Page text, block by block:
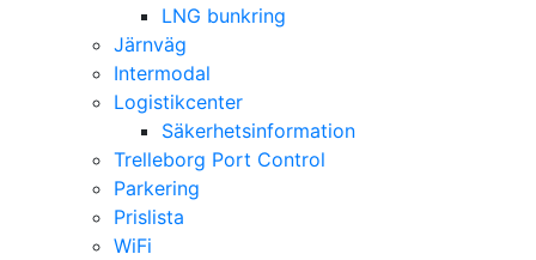
LNG bunkring
Järnväg
Intermodal
Logistikcenter
Säkerhetsinformation
Trelleborg Port Control
Parkering
Prislista
WiFi